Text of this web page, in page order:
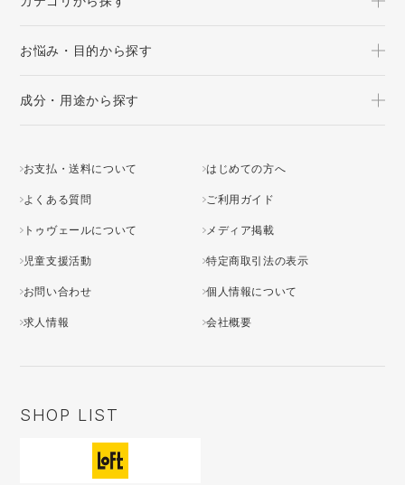
お悩み・目的から探す
成分・用途から探す
お支払・送料について はじめての方へ
よくある質問 ご利用ガイド
トゥヴェールについて メディア掲載
児童支援活動 特定商取引法の表示
お問い合わせ 個人情報について
求人情報 会社概要
SHOP LIST